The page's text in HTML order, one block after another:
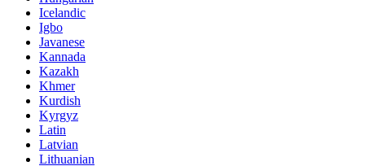
Icelandic
Igbo
Javanese
Kannada
Kazakh
Khmer
Kurdish
Kyrgyz
Latin
Latvian
Lithuanian